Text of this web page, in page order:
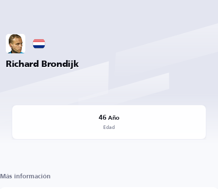
Richard Brondijk
46 Año
Edad
Más información